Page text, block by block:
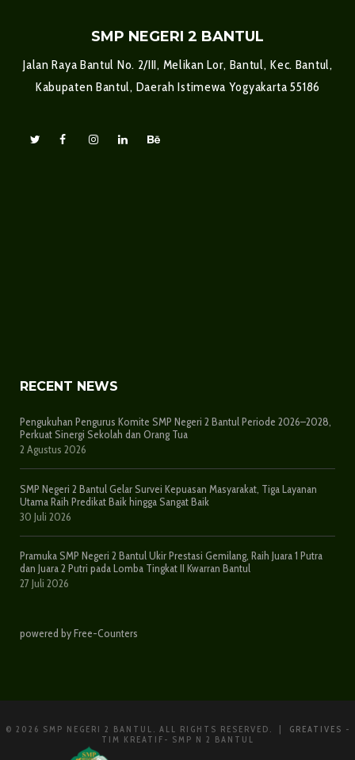
SMP NEGERI 2 BANTUL
Jalan Raya Bantul No. 2/III, Melikan Lor, Bantul, Kec. Bantul,
Kabupaten Bantul, Daerah Istimewa Yogyakarta 55186
RECENT NEWS
Pengukuhan Pengurus Komite SMP Negeri 2 Bantul Periode 2026–2028,
Perkuat Sinergi Sekolah dan Orang Tua
2 Agustus 2026
SMP Negeri 2 Bantul Gelar Survei Kepuasan Masyarakat, Tiga Layanan
Utama Raih Predikat Baik hingga Sangat Baik
30 Juli 2026
Pramuka SMP Negeri 2 Bantul Ukir Prestasi Gemilang, Raih Juara 1 Putra
dan Juara 2 Putri pada Lomba Tingkat II Kwarran Bantul
27 Juli 2026
powered by Free-Counters
© 2026 SMP NEGERI 2 BANTUL. ALL RIGHTS RESERVED. | GREATIVES -
TIM KREATIF- SMP N 2 BANTUL